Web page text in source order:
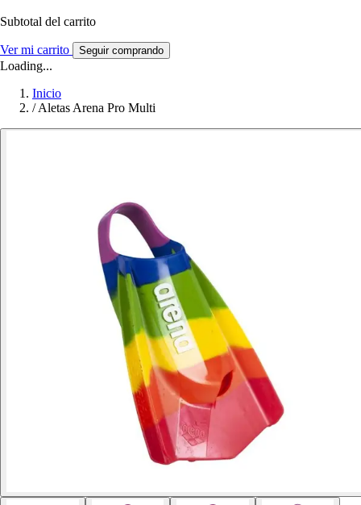
Subtotal del carrito
Ver mi carrito Seguir comprando
Loading...
Inicio
/ Aletas Arena Pro Multi